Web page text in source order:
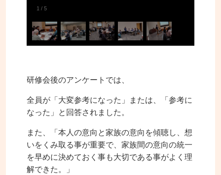
1 /5
研修会後のアンケートでは、
全員が「大変参考になった」または、「参考に
なった」と回答されました。
また、「本人の意向と家族の意向を傾聴し、想
いをくみ取る事が重要で、家族間の意向の統一
を早めに決めておく事も大切である事がよく理
解できた。」